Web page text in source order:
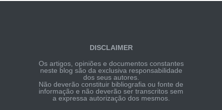
DISCLAIMER
Os artigos, opiniões e documentos constantes
neste blog são da exclusiva responsabilidade
dos seus autores.
Não deverão constituir bibliografia ou fonte de
informação e não deverão ser transcritos sem
a expressa autorização dos mesmos.